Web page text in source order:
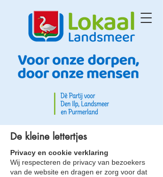
De kleine lettertjes
Privacy en cookie verklaring
Wij respecteren de privacy van bezoekers
van de website en dragen er zorg voor dat